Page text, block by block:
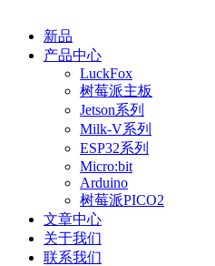
新品
产品中心
LuckFox
树莓派主板
Jetson系列
Milk-V系列
ESP32系列
Micro:bit
Arduino
树莓派PICO2
文章中心
关于我们
联系我们